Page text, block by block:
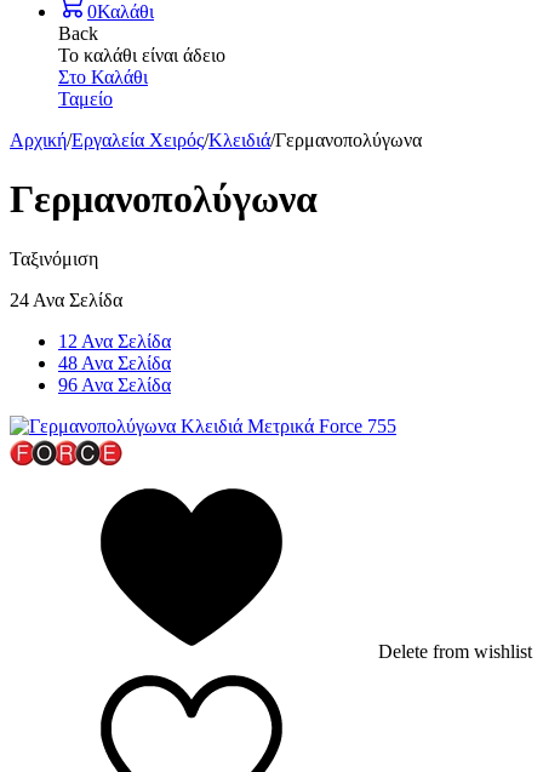
0Καλάθι
Back
Το καλάθι είναι άδειο
Στο Καλάθι
Ταμείο
Αρχική/Εργαλεία Χειρός/Κλειδιά/Γερμανοπολύγωνα
Γερμανοπολύγωνα
Ταξινόμιση
24 Ανα Σελίδα
12 Ανα Σελίδα
48 Ανα Σελίδα
96 Ανα Σελίδα
Delete from wishlist